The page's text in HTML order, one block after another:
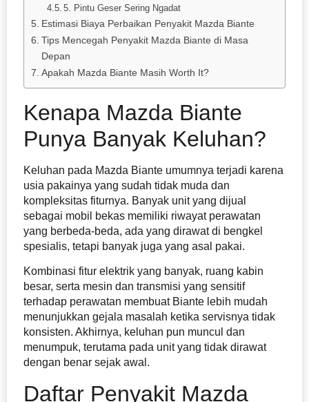
5. Pintu Geser Sering Ngadat
Estimasi Biaya Perbaikan Penyakit Mazda Biante
Tips Mencegah Penyakit Mazda Biante di Masa
Depan
Apakah Mazda Biante Masih Worth It?
Kenapa Mazda Biante
Punya Banyak Keluhan?
Keluhan pada Mazda Biante umumnya terjadi karena
usia pakainya yang sudah tidak muda dan
kompleksitas fiturnya. Banyak unit yang dijual
sebagai mobil bekas memiliki riwayat perawatan
yang berbeda-beda, ada yang dirawat di bengkel
spesialis, tetapi banyak juga yang asal pakai.
Kombinasi fitur elektrik yang banyak, ruang kabin
besar, serta mesin dan transmisi yang sensitif
terhadap perawatan membuat Biante lebih mudah
menunjukkan gejala masalah ketika servisnya tidak
konsisten. Akhirnya, keluhan pun muncul dan
menumpuk, terutama pada unit yang tidak dirawat
dengan benar sejak awal.
Daftar Penyakit Mazda